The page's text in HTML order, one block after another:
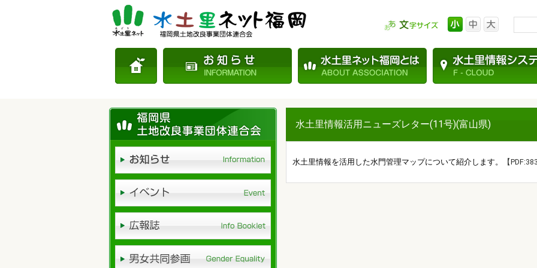
水土里情報活用ニューズレター(11号)(富山県)
水土里情報を活用した水門管理マップについて紹介します。 【